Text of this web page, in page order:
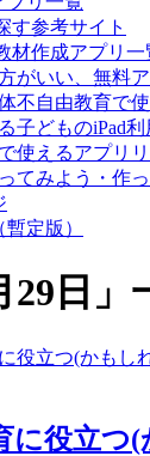
す参考サイト
材作成アプリ一
がいい、無料
不自由教育で
子どものiPad利
使えるアプリ
てみよう・作
定版）
29日 」
に役立つ